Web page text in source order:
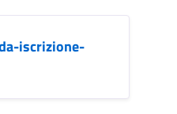
iscrizione-